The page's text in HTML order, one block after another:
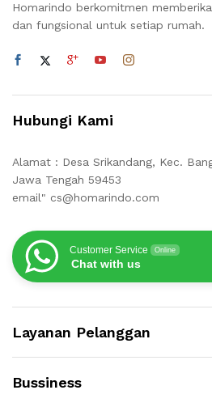
Homarindo berkomitmen
dan fungsional untuk setiap rumah.
Hubungi Kami
Alamat : Desa Srikandang, Kec.
Jawa Tengah 59453
email" cs@homarindo.com
Customer Service Online
Chat with us
Layanan Pelanggan
Bussiness